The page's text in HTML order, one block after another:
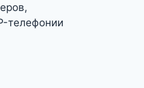
телефонии